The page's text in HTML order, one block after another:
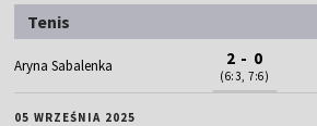
Tenis
Aryna Sabalenka 2 - 0
(6:3, 7:6)
05 WRZEŚNIA 2025